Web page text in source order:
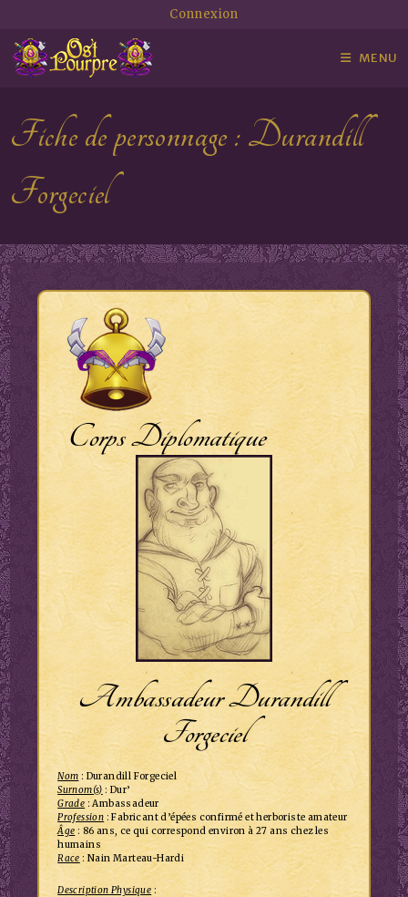
Connexion
MENU
Fiche de personnage : Durandill
Forgeciel
Corps Diplomatique
Ambassadeur Durandill
Forgeciel
Nom : Durandill Forgeciel
Surnom(s): Dur’
Grade : Ambassadeur
Profession : Fabricant d’épées confirmé et herboriste amateur
Âge : 86 ans, ce qui correspond environ à 27 ans chez les
humains
Race : Nain Marteau-Hardi
Description Physique :